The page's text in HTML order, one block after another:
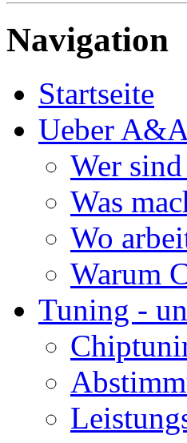
Navigation
Startseite
Ueber
Wer
Was
Wo
Warum
Tuning -